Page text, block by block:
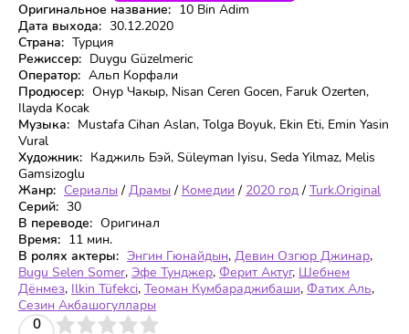
Оригинальное название: 10 Bin Adim
Дата выхода: 30.12.2020
Страна: Турция
Режиссер: Duygu Güzelmeric
Оператор: Альп Корфали
Продюсер: Онур Чакыр, Nisan Ceren Gocen, Faruk Ozerten,
Ilayda Kocak
Музыка: Mustafa Cihan Aslan, Tolga Boyuk, Ekin Eti, Emin Yasin
Vural
Художник: Каджиль Бэй, Süleyman Iyisu, Seda Yilmaz, Melis
Gamsizoglu
Жанр: Сериалы / Драмы / Комедии / 2020 год / Turk.Original
Серий: 30
В переводе: Оригинал
Время: 11 мин.
В ролях актеры: Энгин Гюнайдын, Девин Озгюр Джинар,
Bugu Selen Somer, Эфе Тунджер, Ферит Актуг, Шебнем
Дёнмез, Ilkin Tüfekci, Теоман Кумбараджибаши, Фатих Аль,
Сезин Акбашогуллары
0
4 5